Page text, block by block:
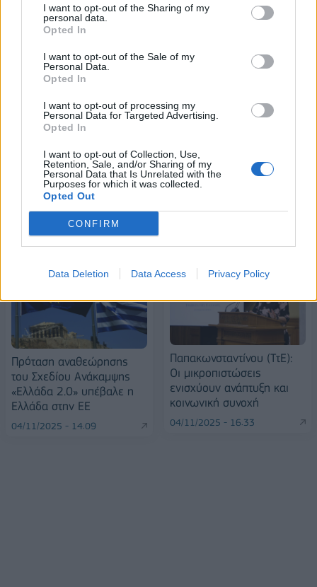
I want to opt-out of the Sharing of my
personal data.
Opted In
I want to opt-out of the Sale of my
Personal Data.
Opted In
I want to opt-out of processing my
Personal Data for Targeted Advertising.
Opted In
I want to opt-out of Collection, Use,
Retention, Sale, and/or Sharing of my
Personal Data that Is Unrelated with the
Purposes for which it was collected.
Opted Out
CONFIRM
Data Deletion Data Access Privacy Policy
2028
18η συνεχόμενη χρονιά για τον ΟΤΕ στη διεθνή σειρά δεικτών
FTSE4Good
Alpha Bank: Για πρώτη φορά το Αρχαίο Θέατρο Επιδαύρου άνοιξε τις
ΠΕΡΙΣΣΌΤΕΡΑ ΣΕ ΑΥΤΉ ΤΗΝ ΚΑΤΗΓΟΡΊΑ
Πρόταση αναθεώρησης
του Σχεδίου Ανάκαμψης
«Ελλάδα 2.0» υπέβαλε η
Ελλάδα στην ΕΕ
04/11/2025 - 14:09
Παπακωνσταντίνου (ΤτΕ):
Οι μικροπιστώσεις
ενισχύουν ανάπτυξη και
κοινωνική συνοχή
04/11/2025 - 16:33